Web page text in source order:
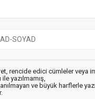
rencide edici cümleler veya
yazılmamış,
ve büyük harflerle